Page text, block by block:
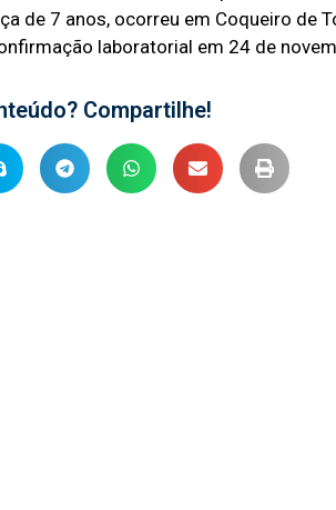
de 7 anos, ocorreu em Coqueiro de
laboratorial em 24 de
Compartilhe!